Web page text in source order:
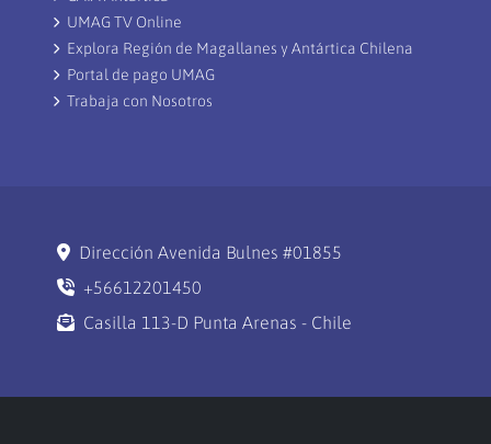
UMAG TV Online
Explora Región de Magallanes y Antártica Chilena
Portal de pago UMAG
Trabaja con Nosotros
Dirección Avenida Bulnes #01855
+56612201450
Casilla 113-D Punta Arenas - Chile